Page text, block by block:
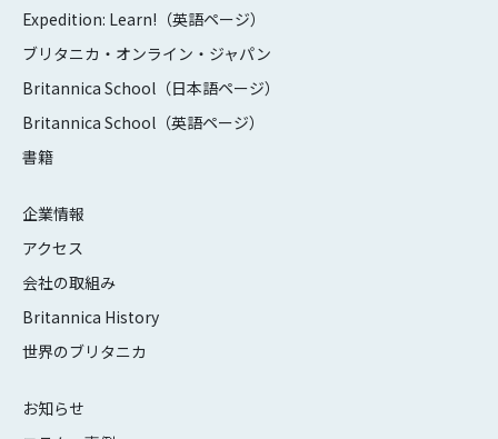
Expedition: Learn!（英語ページ）
ブリタニカ・オンライン・ジャパン
Britannica School（日本語ページ）
Britannica School（英語ページ）
書籍
企業情報
アクセス
会社の取組み
Britannica History
世界のブリタニカ
お知らせ